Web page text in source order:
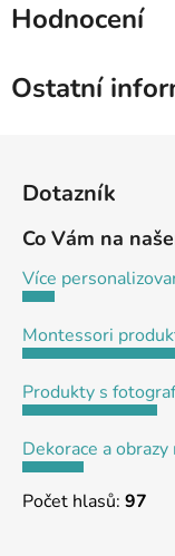
Hodnocení
Ostatní
Dotazník
Co Vám na
Více
Montessori
Produkty s
Dekorace a obrazy
Počet hlasů: 97